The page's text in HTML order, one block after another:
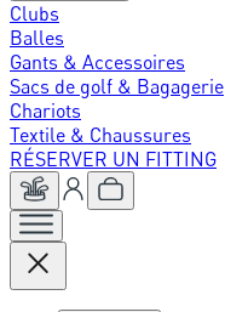
Clubs
Balles
Gants & Accessoires
Sacs de golf & Bagagerie
Chariots
Textile & Chaussures
RÉSERVER UN FITTING